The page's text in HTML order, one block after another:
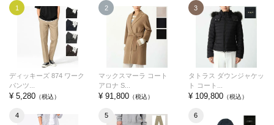
1
ディッキーズ 874 ワーク
パンツ...
¥ 5,280 （税込）
2
マックスマーラ コート
アロナ S...
¥ 91,800 （税込）
3
タトラス ダウンジャケッ
ト コート...
¥ 109,800（税込）
4 5 6